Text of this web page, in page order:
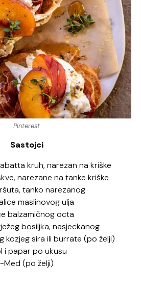
Pinterest
Sastojci
kruh, narezan na kriške
narezane na tanke kriške
tanko narezanog
maslinovog ulja
balzamičnog octa
bosiljka, nasjeckanog
kozjeg sira ili burrate (po želji)
i papar po ukusu
-Med (po želji)